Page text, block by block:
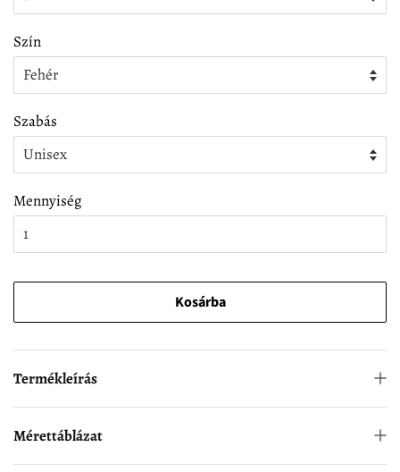
Szín
Szabás
Mennyiség
Kosárba
Termékleírás
Mérettáblázat